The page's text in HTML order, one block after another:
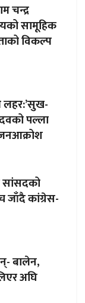
चन्द्र
सामूहिक
विकल्प
लहर:’सुख-
पल्ला
जनआक्रोश
सांसदको
जाँदै कांग्रेस-
बालेन,
अघि